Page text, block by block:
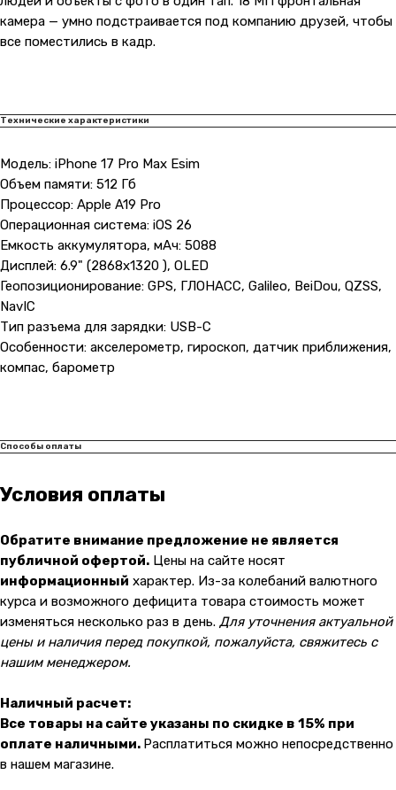
камера — умно подстраивается под компанию друзей, чтобы
все поместились в кадр.
Технические характеристики
Модель: iPhone 17 Pro Max Esim
Объем памяти: 512 Гб
Процессор: Apple A19 Pro
Операционная система: iOS 26
Емкость аккумулятора, мАч: 5088
Дисплей: 6.9" (2868x1320 ), OLED
Геопозиционирование: GPS, ГЛОНАСС, Galileo, BeiDou, QZSS,
NavIC
Тип разъема для зарядки: USB-C
Особенности: акселерометр, гироскоп, датчик приближения,
компас, барометр
Способы оплаты
Условия оплаты
Обратите внимание предложение не является
публичной офертой. Цены на сайте носят
информационный характер. Из-за колебаний валютного
курса и возможного дефицита товара стоимость может
изменяться несколько раз в день. Для уточнения актуальной
цены и наличия перед покупкой, пожалуйста, свяжитесь с
нашим менеджером.
Наличный расчет:
Все товары на сайте указаны по скидке в 15% при
оплате наличными. Расплатиться можно непосредственно
в нашем магазине.
+7 (965) 666-66-89(WhatsАpp)
malikpochinit@mail.ru